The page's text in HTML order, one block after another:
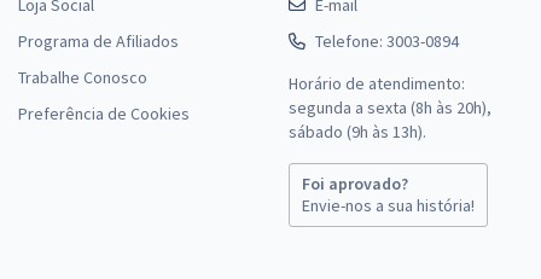
Loja Social
Programa de Afiliados
Trabalhe Conosco
Preferência de Cookies
E-mail
Telefone: 3003-0894
Horário de atendimento:
segunda a sexta (8h às 20h),
sábado (9h às 13h).
Foi aprovado?
Envie-nos a sua história!